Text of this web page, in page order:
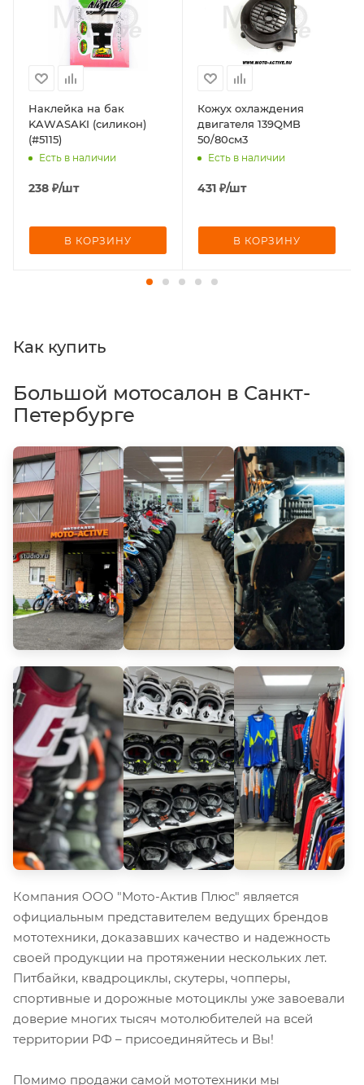
Наклейка на бак
KAWASAKI (силикон)
(#5115)
Есть в наличии
238 ₽/шт
В КОРЗИНУ
Кожух охлаждения
двигателя 139QMB
50/80см3
Есть в наличии
431 ₽/шт
В КОРЗИНУ
Как купить
Большой мотосалон в Санкт-
Петербурге
Компания ООО "Мото-Актив Плюс" является
официальным представителем ведущих брендов
мототехники, доказавших качество и надежность
своей продукции на протяжении нескольких лет.
Питбайки, квадроциклы, скутеры, чопперы,
спортивные и дорожные мотоциклы уже завоевали
доверие многих тысяч мотолюбителей на всей
территории РФ – присоединяйтесь и Вы!
Помимо продажи самой мототехники мы